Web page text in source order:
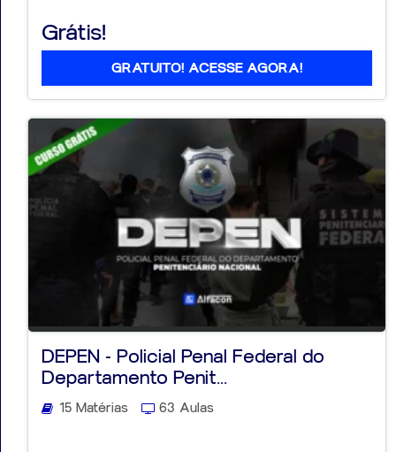
Grátis!
GRATUITO! ACESSE AGORA!
DEPEN - Policial Penal Federal do
Departamento Penit...
15 Matérias 63 Aulas